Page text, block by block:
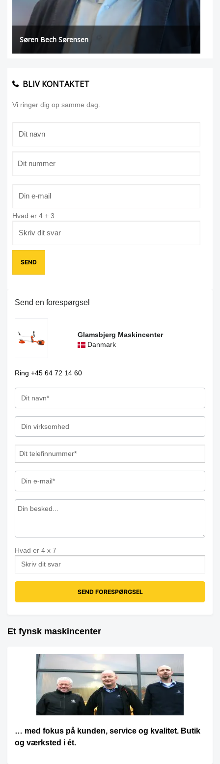
Søren Bech Sørensen
BLIV KONTAKTET
Vi ringer dig op samme dag.
Hvad er 4 + 3
Send en forespørgsel
Glamsbjerg Maskincenter
Danmark
Ring +45 64 72 14 60
Hvad er 4 x 7
Et fynsk maskincenter
… med fokus på kunden, service og kvalitet. Butik
og værksted i ét.